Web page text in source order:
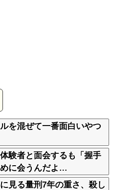
を混ぜて一番面白いやつ
験者と面会するも「握手
に会うんだよ…
見る量刑7年の重さ、殺し